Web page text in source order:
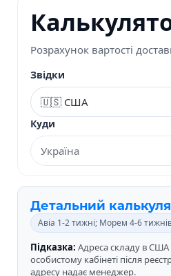
Розрахунок вартості
Звідки
Куди
Детальний
Авіа 1-2 тижні; Морем 4-6
Підказка: Адреса складу в
особистому кабінеті після
адресу надає менеджер.